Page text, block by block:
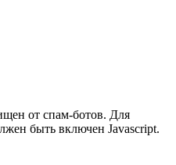
от спам-ботов. Для
быть включен Javascript.